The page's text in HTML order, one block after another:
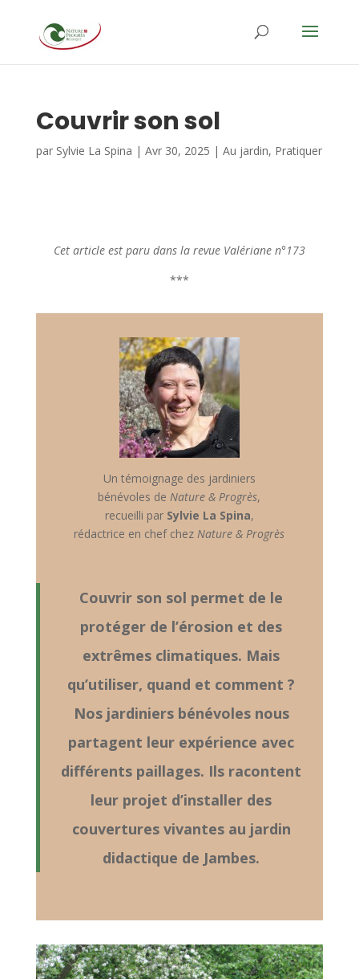
Couvrir son sol
par Sylvie La Spina | Avr 30, 2025 | Au jardin, Pratiquer
Cet article est paru dans la revue Valériane n°173
***
​Un témoignage des jardiniers
bénévoles deNature & Progrès,
recueilli par Sylvie La Spina,
rédactrice en chef chezNature & Progrès
Couvrir son sol permet de le
protéger de l’érosion et des
extrêmes climatiques. Mais
qu’utiliser, quand et comment ?
Nos jardiniers bénévoles nous
partagent leur expérience avec
différents paillages. Ils racontent
leur projet d’installer des
couvertures vivantes au jardin
didactique de Jambes.